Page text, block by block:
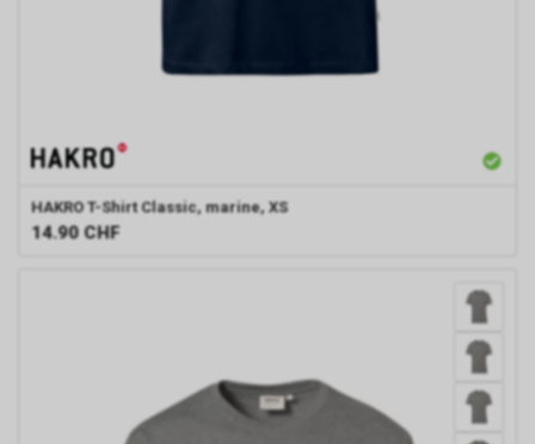
HAKRO T-Shirt Classic, marine, XS
14.90 CHF